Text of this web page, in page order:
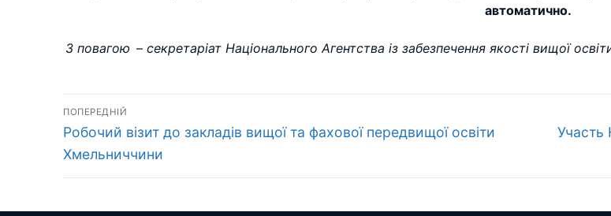
автоматично.
З повагою – секретаріат Національного Агентства із забезпечення якості вищої
Навігація
записів
ПОПЕРЕДНІЙ
Попередній
запис:
Робочий візит до закладів вищої та фахової передвищої освіти
Хмельниччини
Участь